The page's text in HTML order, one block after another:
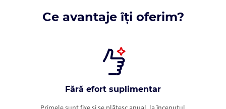
Ce avantaje îți oferim?
Fără efort suplimentar